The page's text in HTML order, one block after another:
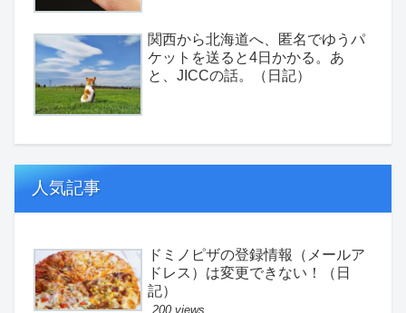
関西から北海道へ、匿名でゆうパ
ケットを送ると4日かかる。あ
と、JICCの話。（日記）
人気記事
ドミノピザの登録情報（メールア
ドレス）は変更できない！（日
記）
200 views